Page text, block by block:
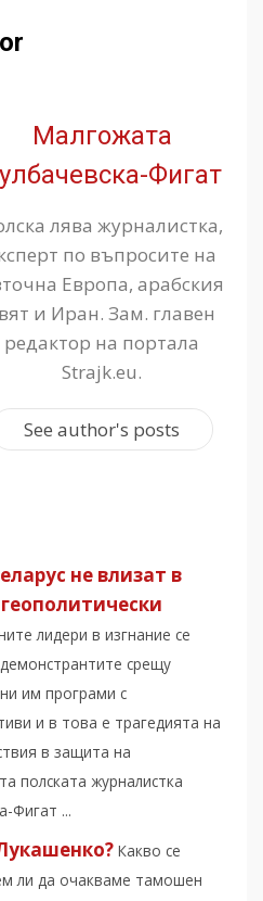
Малгожата
Фигат
лява журналистка,
по въпросите на
Европа, арабския
и Иран. Зам. главен
редактор на портала
Strajk.eu.
See author's posts
не влизат в
лидери в изгнание се
срещу
им програми с
и в това е трагедията на
в защита на
полската журналистка
Фигат ...
Какво се
ли да очакваме тамошен